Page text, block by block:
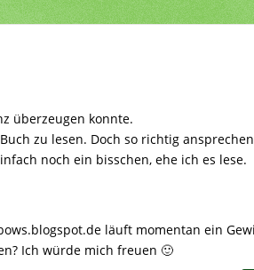
überzeugen konnte.
zu lesen. Doch so richtig
noch ein bisschen, ehe ich es lese.
läuft momentan ein
Ich würde mich freuen 🙂